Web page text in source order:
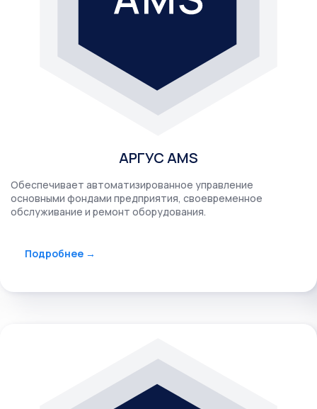
АРГУС AMS
Обеспечивает автоматизированное управление
основными фондами предприятия, своевременное
обслуживание и ремонт оборудования.
Подробнее →